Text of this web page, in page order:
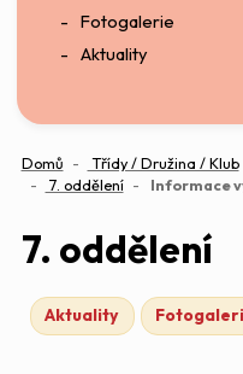
Fotogalerie
Aktuality
Domů Třídy / Družina / Klub
7. oddělení
Informace
7. oddělení
Aktuality